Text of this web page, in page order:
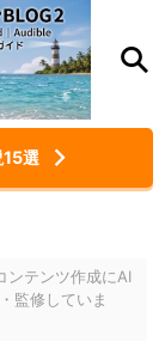
選
ンテンツ作成にAI
監修していま